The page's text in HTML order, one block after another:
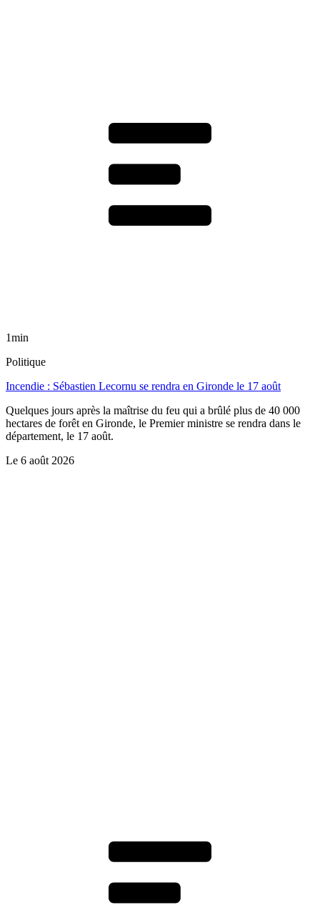
1min
Politique
Incendie : Sébastien Lecornu se rendra en Gironde le 17 août
Quelques jours après la maîtrise du feu qui a brûlé plus de 40 000
hectares de forêt en Gironde, le Premier ministre se rendra dans le
département, le 17 août.
Le 6 août 2026